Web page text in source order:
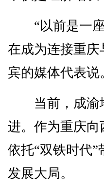
“以前是一座
在成为连接重庆
宾的媒体代表说
当前，成渝
进。作为重庆
依托“双铁时代
发展大局。